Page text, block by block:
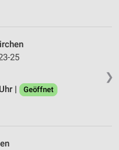
❯
25
|
Geöffnet